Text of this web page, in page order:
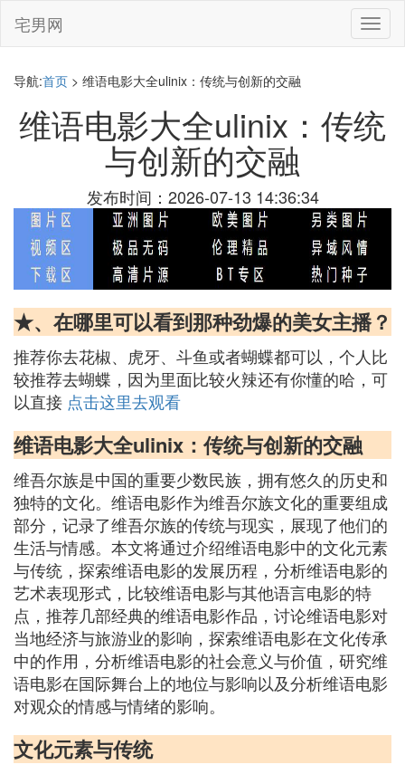
切
换
宅男网
导航:首页 > 维语电影大全ulinix：传统与创新的交融
维语电影大全ulinix：传统
与创新的交融
发布时间：2026-07-13 14:36:34
★、在哪里可以看到那种劲爆的美女主播？
推荐你去花椒、虎牙、斗鱼或者蝴蝶都可以，个人比
较推荐去蝴蝶，因为里面比较火辣还有你懂的哈，可
以直接 点击这里去观看
维语电影大全ulinix：传统与创新的交融
维吾尔族是中国的重要少数民族，拥有悠久的历史和
独特的文化。维语电影作为维吾尔族文化的重要组成
部分，记录了维吾尔族的传统与现实，展现了他们的
生活与情感。本文将通过介绍维语电影中的文化元素
与传统，探索维语电影的发展历程，分析维语电影的
艺术表现形式，比较维语电影与其他语言电影的特
点，推荐几部经典的维语电影作品，讨论维语电影对
当地经济与旅游业的影响，探索维语电影在文化传承
中的作用，分析维语电影的社会意义与价值，研究维
语电影在国际舞台上的地位与影响以及分析维语电影
对观众的情感与情绪的影响。
文化元素与传统